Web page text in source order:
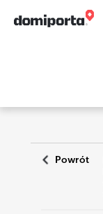
Powrót